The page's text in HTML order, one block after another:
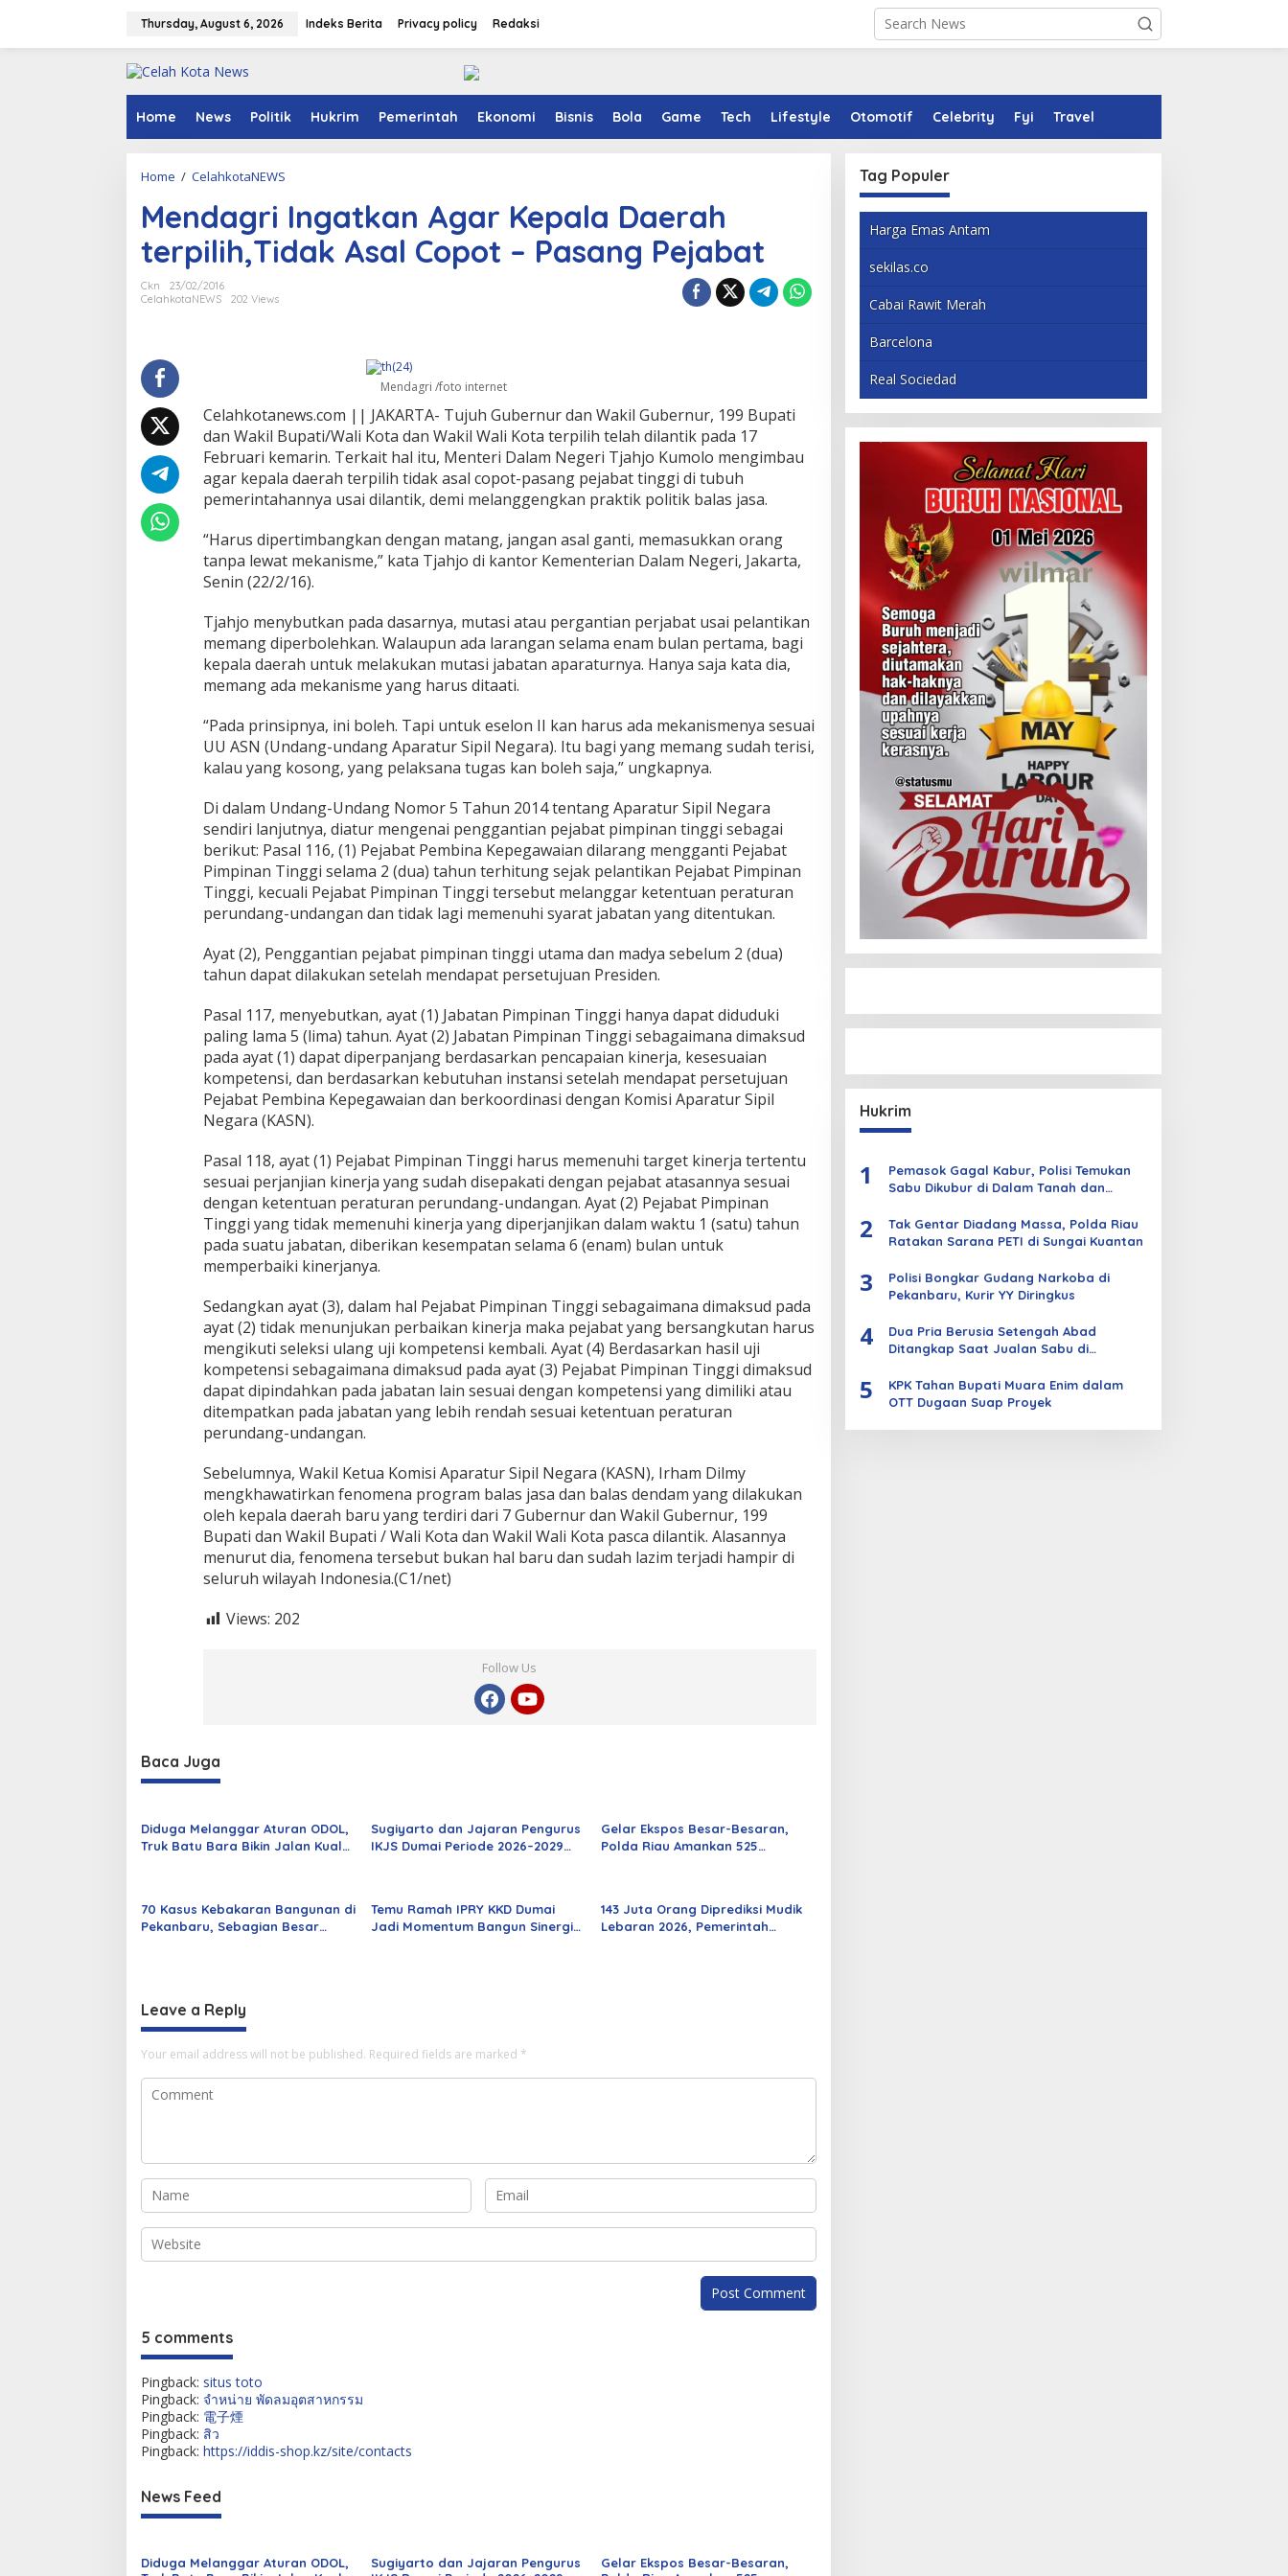
Thursday, August 6, 2026 Indeks Berita Privacy policy Redaksi
Home News Politik Hukrim Pemerintah Ekonomi Bisnis Bola Game Tech Lifestyle Otomotif Celebrity Fyi Travel
Home / CelahkotaNEWS
n
d
a
g
a
n
A
a
r
e
p
a
l
D
a
e
r
a
t
e
r
l
i
h
,
i
d
k
A
l
C
o
p
o
t
-
a
s
n
g
P
e
b
a
t
Mendagri Ingatkan Agar Kepala Daerah
terpilih,Tidak Asal Copot – Pasang Pejabat
Ckn
23/02/2016
CelahkotaNEWS
202 Views
Mendagri /foto internet
Celahkotanews.com || JAKARTA- Tujuh Gubernur dan Wakil Gubernur, 199 Bupati
dan Wakil Bupati/Wali Kota dan Wakil Wali Kota terpilih telah dilantik pada 17
Februari kemarin. Terkait hal itu, Menteri Dalam Negeri Tjahjo Kumolo mengimbau
agar kepala daerah terpilih tidak asal copot-pasang pejabat tinggi di tubuh
pemerintahannya usai dilantik, demi melanggengkan praktik politik balas jasa.
“Harus dipertimbangkan dengan matang, jangan asal ganti, memasukkan orang
tanpa lewat mekanisme,” kata Tjahjo di kantor Kementerian Dalam Negeri, Jakarta,
Senin (22/2/16).
Tjahjo menybutkan pada dasarnya, mutasi atau pergantian perjabat usai pelantikan
memang diperbolehkan. Walaupun ada larangan selama enam bulan pertama, bagi
kepala daerah untuk melakukan mutasi jabatan aparaturnya. Hanya saja kata dia,
memang ada mekanisme yang harus ditaati.
“Pada prinsipnya, ini boleh. Tapi untuk eselon II kan harus ada mekanismenya sesuai
UU ASN (Undang-undang Aparatur Sipil Negara). Itu bagi yang memang sudah terisi,
kalau yang kosong, yang pelaksana tugas kan boleh saja,” ungkapnya.
Di dalam Undang-Undang Nomor 5 Tahun 2014 tentang Aparatur Sipil Negara
sendiri lanjutnya, diatur mengenai penggantian pejabat pimpinan tinggi sebagai
berikut: Pasal 116, (1) Pejabat Pembina Kepegawaian dilarang mengganti Pejabat
Pimpinan Tinggi selama 2 (dua) tahun terhitung sejak pelantikan Pejabat Pimpinan
Tinggi, kecuali Pejabat Pimpinan Tinggi tersebut melanggar ketentuan peraturan
perundang-undangan dan tidak lagi memenuhi syarat jabatan yang ditentukan.
Ayat (2), Penggantian pejabat pimpinan tinggi utama dan madya sebelum 2 (dua)
tahun dapat dilakukan setelah mendapat persetujuan Presiden.
Pasal 117, menyebutkan, ayat (1) Jabatan Pimpinan Tinggi hanya dapat diduduki
paling lama 5 (lima) tahun. Ayat (2) Jabatan Pimpinan Tinggi sebagaimana dimaksud
pada ayat (1) dapat diperpanjang berdasarkan pencapaian kinerja, kesesuaian
kompetensi, dan berdasarkan kebutuhan instansi setelah mendapat persetujuan
Pejabat Pembina Kepegawaian dan berkoordinasi dengan Komisi Aparatur Sipil
Negara (KASN).
Pasal 118, ayat (1) Pejabat Pimpinan Tinggi harus memenuhi target kinerja tertentu
sesuai perjanjian kinerja yang sudah disepakati dengan pejabat atasannya sesuai
dengan ketentuan peraturan perundang-undangan. Ayat (2) Pejabat Pimpinan
Tinggi yang tidak memenuhi kinerja yang diperjanjikan dalam waktu 1 (satu) tahun
pada suatu jabatan, diberikan kesempatan selama 6 (enam) bulan untuk
memperbaiki kinerjanya.
Sedangkan ayat (3), dalam hal Pejabat Pimpinan Tinggi sebagaimana dimaksud pada
ayat (2) tidak menunjukan perbaikan kinerja maka pejabat yang bersangkutan harus
mengikuti seleksi ulang uji kompetensi kembali. Ayat (4) Berdasarkan hasil uji
kompetensi sebagaimana dimaksud pada ayat (3) Pejabat Pimpinan Tinggi dimaksud
dapat dipindahkan pada jabatan lain sesuai dengan kompetensi yang dimiliki atau
ditempatkan pada jabatan yang lebih rendah sesuai ketentuan peraturan
perundang-undangan.
Sebelumnya, Wakil Ketua Komisi Aparatur Sipil Negara (KASN), Irham Dilmy
mengkhawatirkan fenomena program balas jasa dan balas dendam yang dilakukan
oleh kepala daerah baru yang terdiri dari 7 Gubernur dan Wakil Gubernur, 199
Bupati dan Wakil Bupati / Wali Kota dan Wakil Wali Kota pasca dilantik. Alasannya
menurut dia, fenomena tersebut bukan hal baru dan sudah lazim terjadi hampir di
seluruh wilayah Indonesia.(C1/net)
Views: 202
Follow Us
Baca Juga
Diduga Melanggar Aturan ODOL,
Truk Batu Bara Bikin Jalan Kuala
Sugiyarto dan Jajaran Pengurus
IKJS Dumai Periode 2026–2029
Gelar Ekspos Besar-Besaran,
Polda Riau Amankan 525
70 Kasus Kebakaran Bangunan di
Pekanbaru, Sebagian Besar
Temu Ramah IPRY KKD Dumai
Jadi Momentum Bangun Sinergi
143 Juta Orang Diprediksi Mudik
Lebaran 2026, Pemerintah
Leave a Reply
Your email address will not be published. Required fields are marked *
5 comments
Pingback: situs toto
Pingback: จำหน่าย พัดลมอุตสาหกรรม
Pingback: 電子煙
Pingback: สิว
Pingback: https://iddis-shop.kz/site/contacts
News Feed
Diduga Melanggar Aturan ODOL,
Sugiyarto dan Jajaran Pengurus
Gelar Ekspos Besar-Besaran,
Tag Populer
Harga Emas Antam
sekilas.co
Cabai Rawit Merah
Barcelona
Real Sociedad
Hukrim
1
Pemasok Gagal Kabur, Polisi Temukan
Sabu Dikubur di Dalam Tanah dan
2
Tak Gentar Diadang Massa, Polda Riau
Ratakan Sarana PETI di Sungai Kuantan
3
Polisi Bongkar Gudang Narkoba di
Pekanbaru, Kurir YY Diringkus
4
Dua Pria Berusia Setengah Abad
Ditangkap Saat Jualan Sabu di
5
KPK Tahan Bupati Muara Enim dalam
OTT Dugaan Suap Proyek